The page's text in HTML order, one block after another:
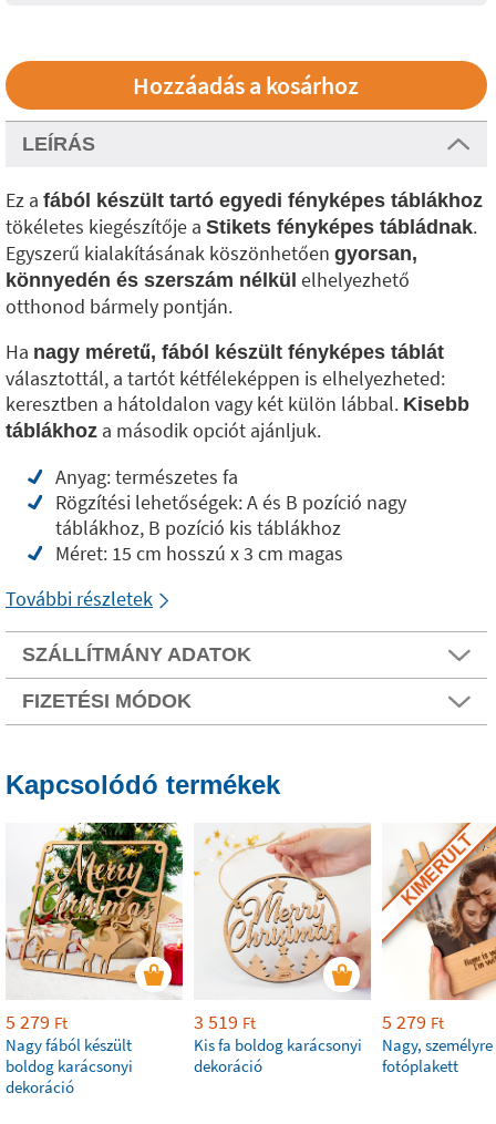
LEÍRÁS
Ez a fából készült tartó egyedi fényképes táblákhoz
tökéletes kiegészítője a Stikets fényképes tábládnak.
Egyszerű kialakításának köszönhetően gyorsan,
könnyedén és szerszám nélkül elhelyezhető
otthonod bármely pontján.
Ha nagy méretű, fából készült fényképes táblát
választottál, a tartót kétféleképpen is elhelyezheted:
keresztben a hátoldalon vagy két külön lábbal. Kisebb
táblákhoz a második opciót ajánljuk.
Anyag: természetes fa
Rögzítési lehetőségek: A és B pozíció nagy
táblákhoz, B pozíció kis táblákhoz
Méret: 15 cm hosszú x 3 cm magas
További részletek
SZÁLLÍTMÁNY ADATOK
FIZETÉSI MÓDOK
Kapcsolódó termékek
5 279 Ft
Nagy fából készült
boldog karácsonyi
dekoráció
3 519 Ft
Kis fa boldog karácsonyi
dekoráció
KIMERÜLT
5 279 Ft
Nagy,
fotóplakett